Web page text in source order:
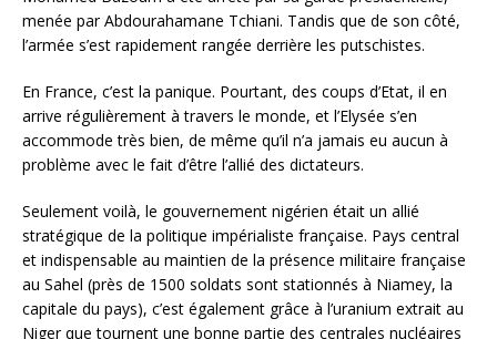
menée par Abdourahamane Tchiani. Tandis que de son côté,
l’armée s’est rapidement rangée derrière les putschistes.
En France, c’est la panique. Pourtant, des coups d’Etat, il en
arrive régulièrement à travers le monde, et l’Elysée s’en
accommode très bien, de même qu’il n’a jamais eu aucun à
problème avec le fait d’être l’allié des dictateurs.
Seulement voilà, le gouvernement nigérien était un allié
stratégique de la politique impérialiste française. Pays central
et indispensable au maintien de la présence militaire française
au Sahel (près de 1500 soldats sont stationnés à Niamey, la
capitale du pays), c’est également grâce à l’uranium extrait au
Niger que tournent une bonne partie des centrales nucléaires